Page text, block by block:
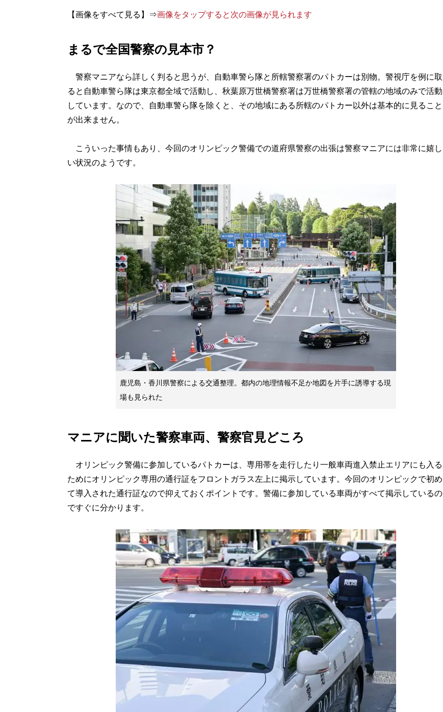
【画像をすべて見る】⇒画像をタップすると次の画像が見られます
まるで全国警察の見本市？
警察マニアなら詳しく判ると思うが、自動車警ら隊と所轄警察署のパトカーは別物。警視庁を例に取
ると自動車警ら隊は東京都全域で活動し、秋葉原万世橋警察署は万世橋警察署の管轄の地域のみで活動
しています。なので、自動車警ら隊を除くと、その地域にある所轄のパトカー以外は基本的に見ること
が出来ません。
こういった事情もあり、今回のオリンピック警備での道府県警察の出張は警察マニアには非常に嬉し
い状況のようです。
鹿児島・香川県警察による交通整理。都内の地理情報不足か地図を片手に誘導する現
場も見られた
マニアに聞いた警察車両、警察官見どころ
オリンピック警備に参加しているパトカーは、専用帯を走行したり一般車両進入禁止エリアにも入る
ためにオリンピック専用の通行証をフロントガラス左上に掲示しています。今回のオリンピックで初め
て導入された通行証なので抑えておくポイントです。警備に参加している車両がすべて掲示しているの
ですぐに分かります。